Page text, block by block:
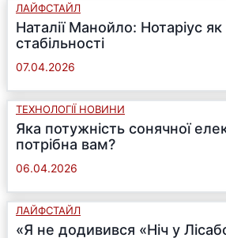
ЛАЙФСТАЙЛ
Наталії Манойло: Нотаріус
стабільності
07.04.2026
ТЕХНОЛОГІЇ НОВИНИ
Яка потужність сонячної
потрібна вам?
06.04.2026
ЛАЙФСТАЙЛ
«Я не додивився «Ніч у